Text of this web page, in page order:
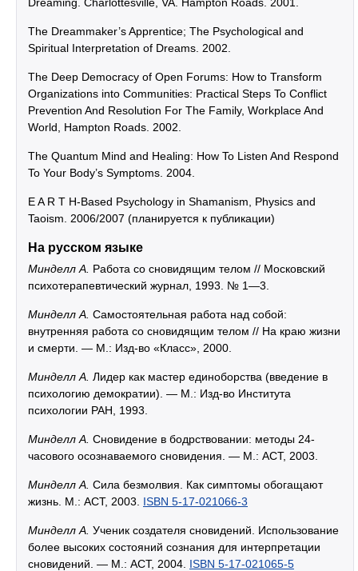
The Dreammaker’s Apprentice; The Psychological and
Spiritual Interpretation of Dreams. 2002.
The Deep Democracy of Open Forums: How to Transform
Organizations into Communities: Practical Steps To Conflict
Prevention And Resolution For The Family, Workplace And
World, Hampton Roads. 2002.
The Quantum Mind and Healing: How To Listen And Respond
To Your Body’s Symptoms. 2004.
E A R T H-Based Psychology in Shamanism, Physics and
Taoism. 2006/2007 (планируется к публикации)
На русском языке
Минделл А. Работа со сновидящим телом // Московский
психотерапевтический журнал, 1993. № 1—3.
Минделл А. Самостоятельная работа над собой:
внутренняя работа со сновидящим телом // На краю жизни
и смерти. — М.: Изд-во «Класс», 2000.
Минделл А. Лидер как мастер единоборства (введение в
психологию демократии). — М.: Изд-во Института
психологии РАН, 1993.
Минделл А. Сновидение в бодрствовании: методы 24-
часового осознаваемого сновидения. — М.: АСТ, 2003.
Минделл А. Сила безмолвия. Как симптомы обогащают
жизнь. М.: АСТ, 2003. ISBN 5-17-021066-3
Минделл А. Ученик создателя сновидений. Использование
более высоких состояний сознания для интерпретации
сновидений. — М.: АСТ, 2004. ISBN 5-17-021065-5